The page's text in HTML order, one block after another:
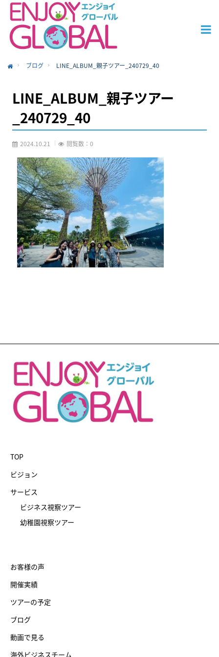
ブログ LINE_ALBUM_親子ツアー_240729_40
LINE_ALBUM_親子ツアー
_240729_40
2024.10.21 閲覧数：0
TOP
ビジョン
サービス
ビジネス視察ツアー
幼稚園視察ツアー
お客様の声
開催実績
ツアーの予定
ブログ
動画で見る
海外ビジネスチーム